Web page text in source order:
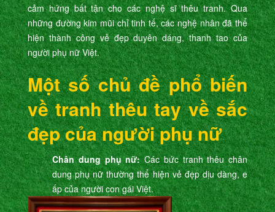
cảm hứng bất tận cho các nghệ sĩ thêu tranh. Qua
những đường kim mũi chỉ tinh tế, các nghệ nhân đã thể
hiện thành công vẻ đẹp duyên dáng, thanh tao của
người phụ nữ Việt.
Một số chủ đề phổ biến
về tranh thêu tay về sắc
đẹp của người phụ nữ
Chân dung phụ nữ:Các bức tranh thêu chân
dung phụ nữ thường thể hiện vẻ đẹp dịu dàng, e
ấp của người con gái Việt.